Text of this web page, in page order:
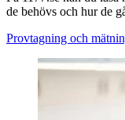
de behövs och hur de
Provtagning och